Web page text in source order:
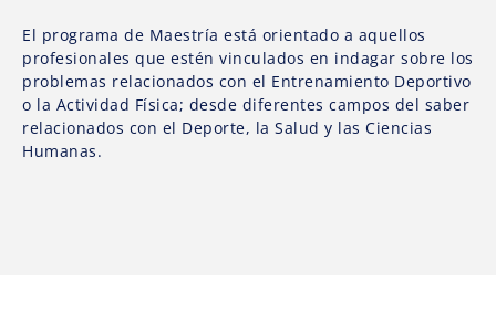
El programa de Maestría está orientado a aquellos
profesionales que estén vinculados en indagar sobre los
problemas relacionados con el Entrenamiento Deportivo
o la Actividad Física; desde diferentes campos del saber
relacionados con el Deporte, la Salud y las Ciencias
Humanas.